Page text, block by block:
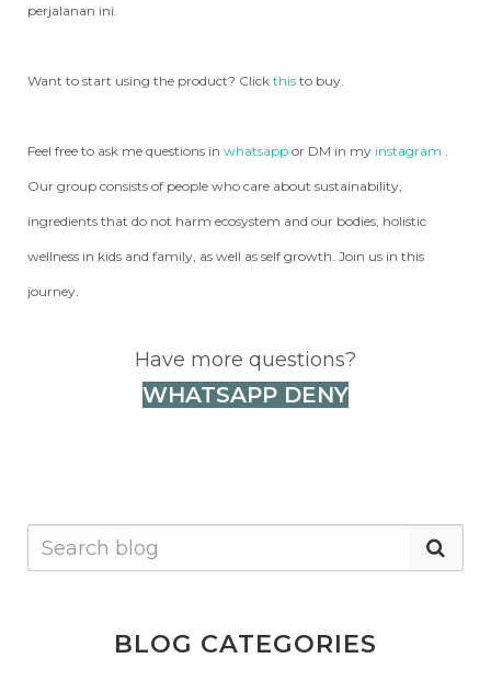
perjalanan ini.
Want to start using the product? Click this to buy.
Feel free to ask me questions in whatsapp or DM in my instagram .
Our group consists of people who care about sustainability,
ingredients that do not harm ecosystem and our bodies, holistic
wellness in kids and family, as well as self growth. Join us in this
journey.
Have more questions?
WHATSAPP DENY
BLOG CATEGORIES